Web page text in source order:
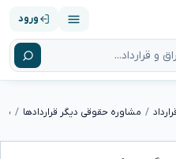
ورود
مشاوره حقوقی دیگر قراردادها